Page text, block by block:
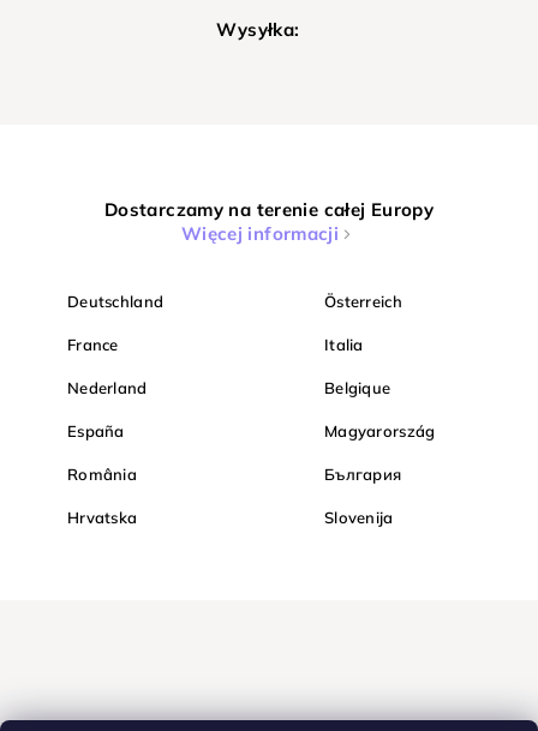
Wysyłka:
Dostarczamy na terenie całej Europy
Więcej informacji
Deutschland Österreich
France Italia
Nederland Belgique
España Magyarország
România България
Hrvatska Slovenija